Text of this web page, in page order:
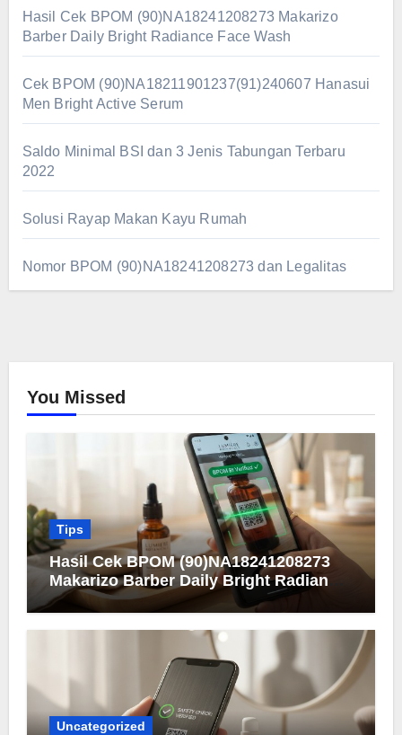
Hasil Cek BPOM (90)NA18241208273 Makarizo
Barber Daily Bright Radiance Face Wash
Cek BPOM (90)NA18211901237(91)240607 Hanasui
Men Bright Active Serum
Saldo Minimal BSI dan 3 Jenis Tabungan Terbaru
2022
Solusi Rayap Makan Kayu Rumah
Nomor BPOM (90)NA18241208273 dan Legalitas
You Missed
Tips
Hasil Cek BPOM (90)NA18241208273
Makarizo Barber Daily Bright Radiance
Face Wash
Uncategorized